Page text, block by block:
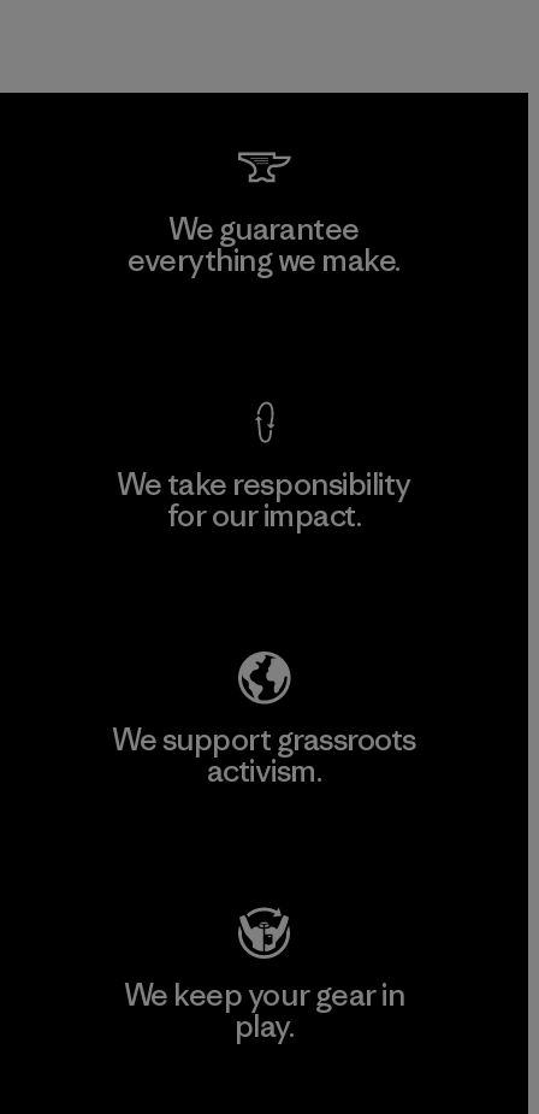
We guarantee
everything we make.
We take responsibility
for our impact.
We support grassroots
activism.
We keep your gear in
play.